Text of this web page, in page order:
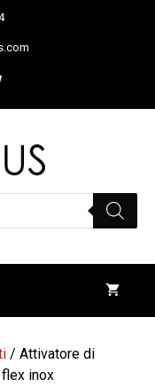
/ Attivatore di
flex inox